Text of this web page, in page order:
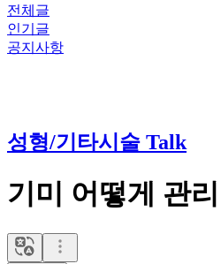
전체글
인기글
공지사항
성형/기타시술 Talk
기미 어떻게 관